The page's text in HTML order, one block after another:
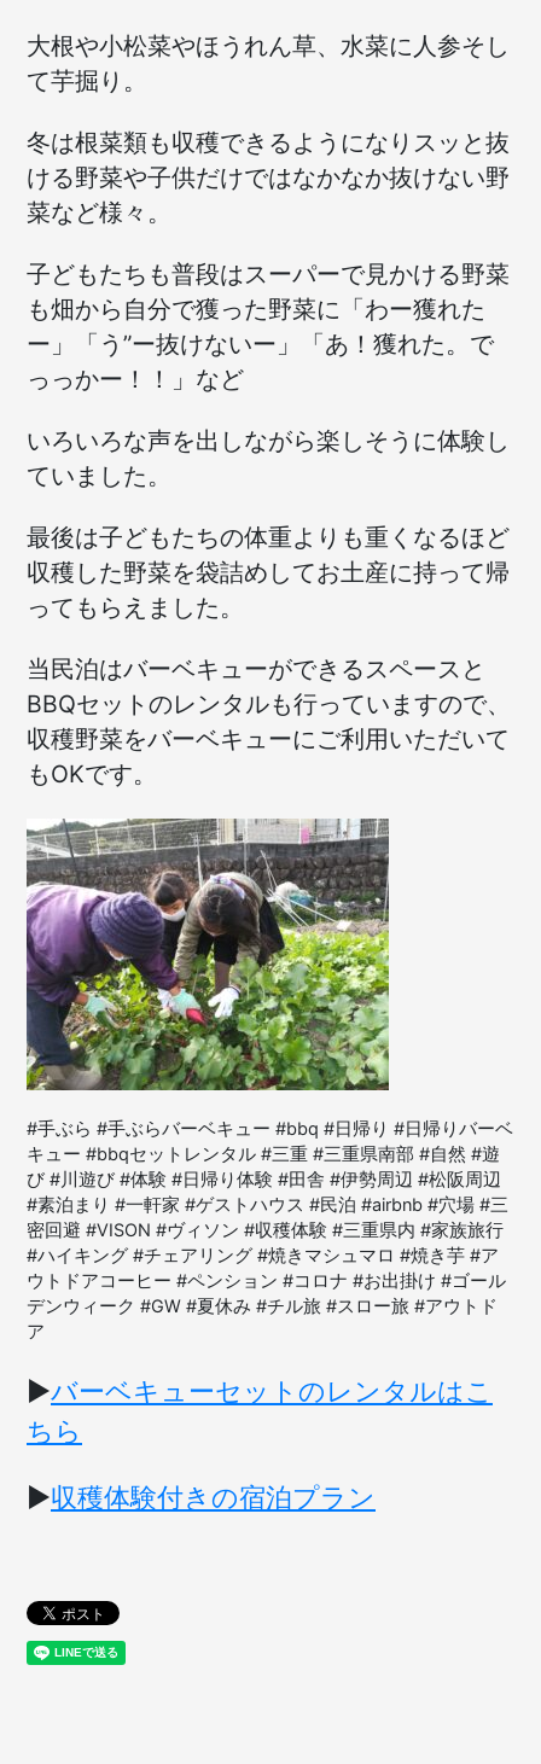
大根や小松菜やほうれん草、水菜に人参そし
て芋掘り。
冬は根菜類も収穫できるようになりスッと抜
ける野菜や子供だけではなかなか抜けない野
菜など様々。
子どもたちも普段はスーパーで見かける野菜
も畑から自分で獲った野菜に「わー獲れた
ー」「う”ー抜けないー」「あ！獲れた。で
っっかー！！」など
いろいろな声を出しながら楽しそうに体験し
ていました。
最後は子どもたちの体重よりも重くなるほど
収穫した野菜を袋詰めしてお土産に持って帰
ってもらえました。
当民泊はバーベキューができるスペースと
BBQセットのレンタルも行っていますので、
収穫野菜をバーベキューにご利用いただいて
もOKです。
#手ぶら #手ぶらバーベキュー #bbq #日帰り #日帰りバーベ
キュー #bbqセットレンタル #三重 #三重県南部 #自然 #遊
び #川遊び #体験 #日帰り体験 #田舎 #伊勢周辺 #松阪周辺
#素泊まり #一軒家 #ゲストハウス #民泊 #airbnb #穴場 #三
密回避 #VISON #ヴィソン #収穫体験 #三重県内 #家族旅行
#ハイキング #チェアリング #焼きマシュマロ #焼き芋 #ア
ウトドアコーヒー #ペンション #コロナ #お出掛け #ゴール
デンウィーク #GW #夏休み #チル旅 #スロー旅 #アウトド
ア
▶︎バーベキューセットのレンタルはこ
ちら
▶︎収穫体験付きの宿泊プラン